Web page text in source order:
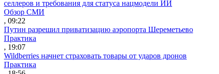
селлеров и требования для статуса нацмодели ИИ
Обзор СМИ
, 09:22
Путин разрешил приватизацию аэропорта Шереметьево
Практика
, 19:07
Wildberries начнет страховать товары от ударов дронов
Практика